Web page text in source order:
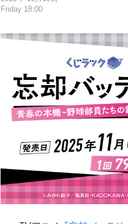
Friday 18:00